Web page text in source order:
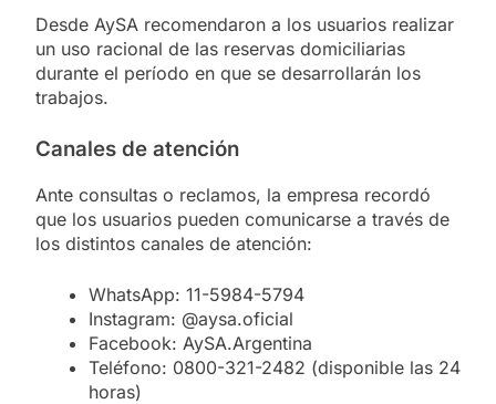
Desde AySA recomendaron a los usuarios realizar
un uso racional de las reservas domiciliarias
durante el período en que se desarrollarán los
trabajos.
Canales de atención
Ante consultas o reclamos, la empresa recordó
que los usuarios pueden comunicarse a través de
los distintos canales de atención:
WhatsApp: 11-5984-5794
Instagram: @aysa.oficial
Facebook: AySA.Argentina
Teléfono: 0800-321-2482 (disponible las 24
horas)